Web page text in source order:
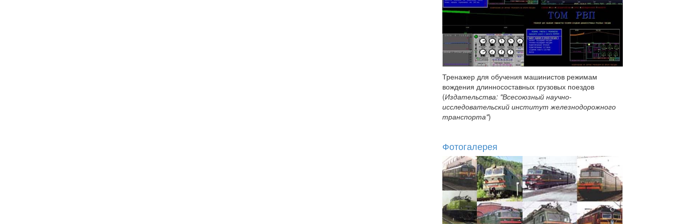
Тренажер для обучения машинистов режимам
вождения длинносоставных грузовых поездов
(Издательства: "Всесоюзный научно-
исследовательский институт железнодорожного
транспорта")
Фотогалерея